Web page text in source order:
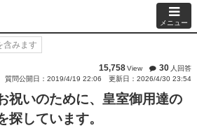
メニュー
含みます
15,758View 30 人回答
質問公開日：2019/4/19 22:06
更新日：2026/4/30 23:54
祝いのために、皇室御用達の
探しています。